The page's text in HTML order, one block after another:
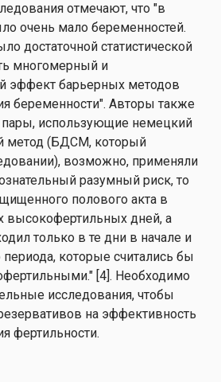
отмечают, что "в
очень мало беременностей.
достаточной статистической
многомерный и
эффект барьерных методов
беременности". Авторы также
пары, использующие немецкий
метод (БДСМ, который
возможно, применяли
разумный риск, то
полового акта в
высокофертильных дней, а
только в те дни в начале и
которые считались бы
[4]. Необходимо
исследования, чтобы
на эффективность
фертильности.